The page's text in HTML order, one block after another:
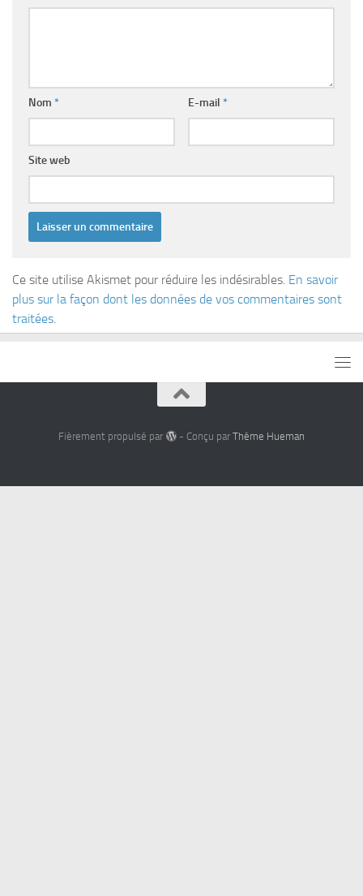
Nom * E-mail *
Site web
Ce site utilise Akismet pour réduire les indésirables. En savoir
plus sur la façon dont les données de vos commentaires sont
traitées
Fièrement propulsé par - Conçu par Thème Hueman